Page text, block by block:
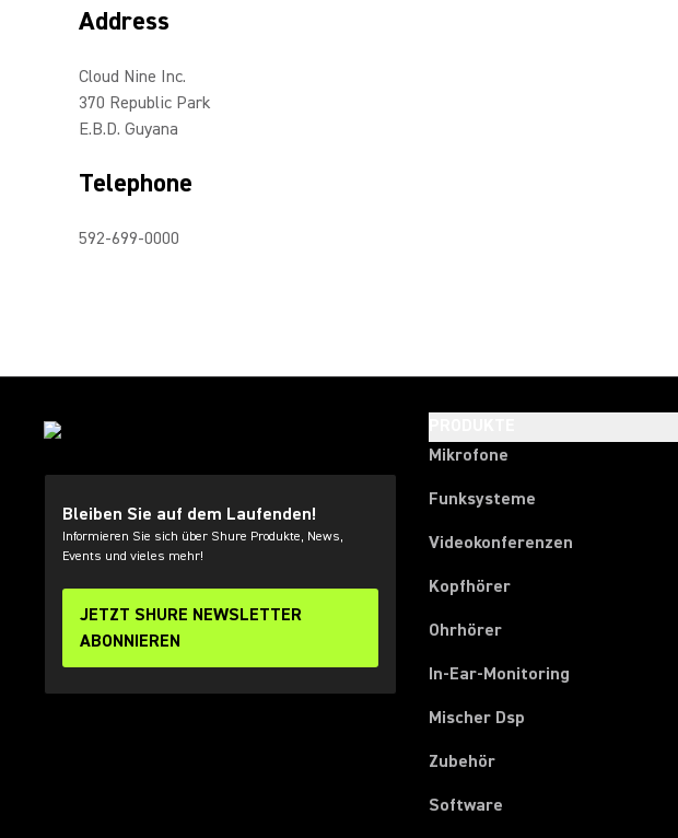
Address
Cloud Nine Inc.
370 Republic Park
E.B.D. Guyana
Telephone
592-699-0000
Bleiben Sie auf dem Laufenden!
Informieren Sie sich über Shure Produkte, News,
Events und vieles mehr!
JETZT SHURE NEWSLETTER
ABONNIEREN
Mikrofone
Funksysteme
Videokonferenzen
Kopfhörer
Ohrhörer
In-Ear-Monitoring
Mischer Dsp
Zubehör
Software